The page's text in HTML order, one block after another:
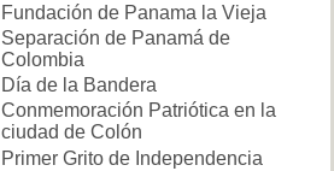
Fundación de Panama la Vieja
Separación de Panamá de
Colombia
Día de la Bandera
Conmemoración Patriótica en la
ciudad de Colón
Primer Grito de Independencia